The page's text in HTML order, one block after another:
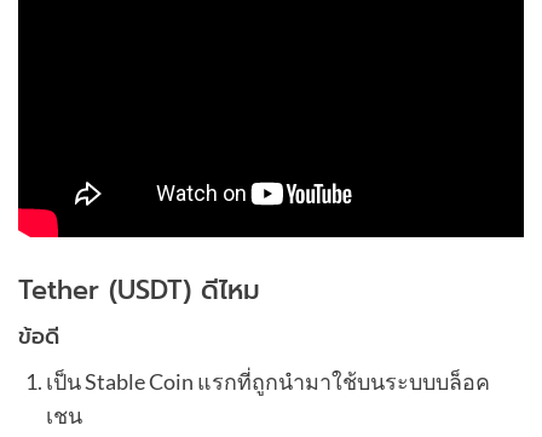
Tether (USDT) ดีไหม
ข้อดี
เป็น Stable Coin แรกที่ถูกนำมาใช้บนระบบบล็อค
เชน